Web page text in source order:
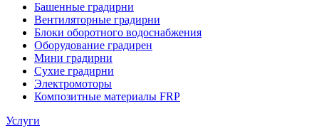
Башенные градирни
Вентиляторные градирни
Блоки оборотного водоснабжения
Оборудование градирен
Мини градирни
Сухие градирни
Электромоторы
Композитные материалы FRP
Услуги